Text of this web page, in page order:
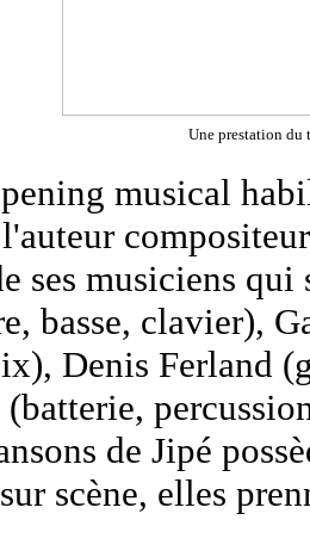
Une prestation du
musical
ses musiciens
basse, clavier),
Denis Ferland
de Jipé
scène, elles